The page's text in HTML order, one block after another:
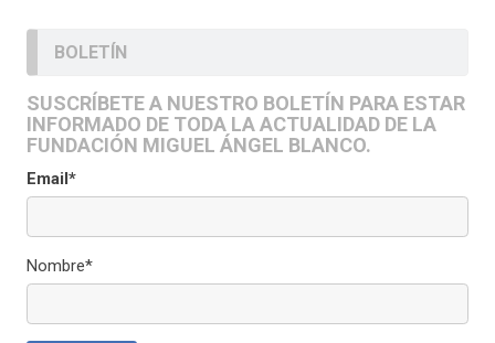
BOLETÍN
SUSCRÍBETE A NUESTRO BOLETÍN PARA ESTAR
INFORMADO DE TODA LA ACTUALIDAD DE LA
FUNDACIÓN MIGUEL ÁNGEL BLANCO.
Email*
Nombre*